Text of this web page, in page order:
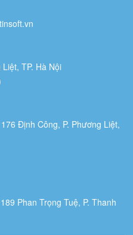
TP. Hà Nội
Định Công, P. Phương Liệt,
Phan Trọng Tuệ, P. Thanh